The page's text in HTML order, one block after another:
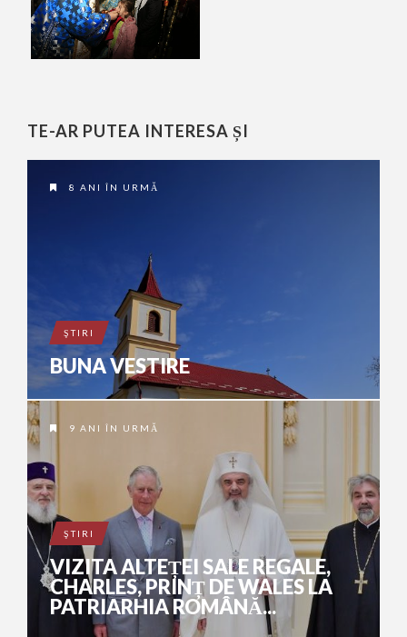
TE-AR PUTEA INTERESA ȘI
8 ANI ÎN URMĂ
ŞTIRI
BUNA VESTIRE
9 ANI ÎN URMĂ
ŞTIRI
VIZITA ALTEȚEI SALE REGALE,
CHARLES, PRINȚ DE WALES LA
PATRIARHIA ROMÂNĂ...